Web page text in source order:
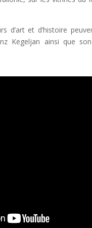
d’art et d’histoire
Kegeljan ainsi que